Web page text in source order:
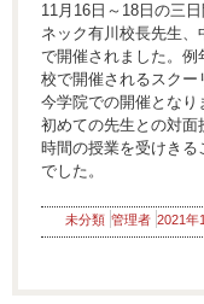
11月16日～18日の三
ネック有川校長先生
で開催されました。
校で開催されるスクー
今学院での開催となり
初めての先生との対
時間の授業を受けき
でした。
未分類 管理者 2021年